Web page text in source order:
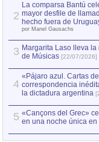
2
La comparsa Bantú
mayor desfile de
hecho fuera de
por Manel Gausachs
3 Margarita Laso lleva
de Músicas [22/07/2026]
4
«Pájaro azul. Cartas
correspondencia
la dictadura argentina
5 «Cançons del Grec»
en una noche única en